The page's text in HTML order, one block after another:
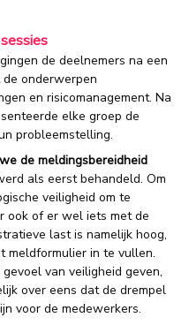
de deelnemers na een
onderwerpen
en risicomanagement. Na
elke groep de
probleemstelling.
de meldingsbereidheid
als eerst behandeld. Om
veiligheid om te
ook of er wel iets met de
last is namelijk hoog,
meldformulier in te vullen.
van veiligheid geven,
over eens dat de drempel
voor de medewerkers.